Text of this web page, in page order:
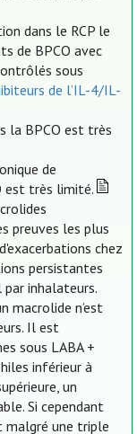
dans le RCP le
de BPCO avec
sous
de l’IL-4/IL-
la BPCO est très
de
est très limité.
preuves les plus
chez
persistantes
inhalateurs.
macrolide n’est
Il est
sous LABA +
inférieur à
un
Si cependant
malgré une triple